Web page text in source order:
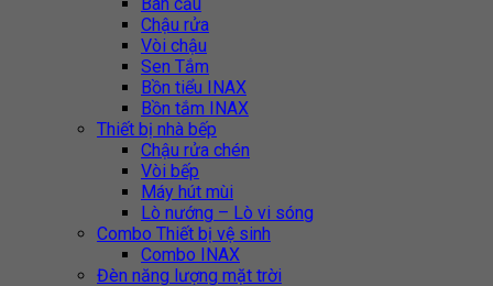
Chậu rửa
Vòi chậu
Sen Tắm
Bồn tiểu INAX
Bồn tắm INAX
Thiết bị nhà bếp
Chậu rửa chén
Vòi bếp
Máy hút mùi
Lò nướng – Lò vi sóng
Combo Thiết bị vệ sinh
Combo INAX
Đèn năng lượng mặt trời